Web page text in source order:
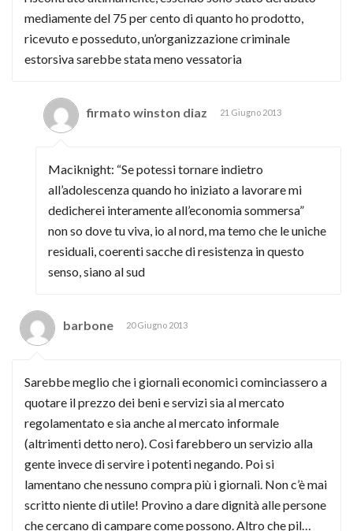
mediamente del 75 per cento di quanto ho prodotto,
ricevuto e posseduto, un’organizzazione criminale
estorsiva sarebbe stata meno vessatoria
firmato winston diaz 21 Giugno 2013
Maciknight: “Se potessi tornare indietro
all’adolescenza quando ho iniziato a lavorare mi
dedicherei interamente all’economia sommersa”
non so dove tu viva, io al nord, ma temo che le uniche
residuali, coerenti sacche di resistenza in questo
senso, siano al sud
barbone 20 Giugno 2013
Sarebbe meglio che i giornali economici cominciassero a
quotare il prezzo dei beni e servizi sia al mercato
regolamentato e sia anche al mercato informale
(altrimenti detto nero). Cosi farebbero un servizio alla
gente invece di servire i potenti negando. Poi si
lamentano che nessuno compra più i giornali. Non c’è mai
scritto niente di utile! Provino a dare dignità alle persone
che cercano di campare come possono. Altro che pil…